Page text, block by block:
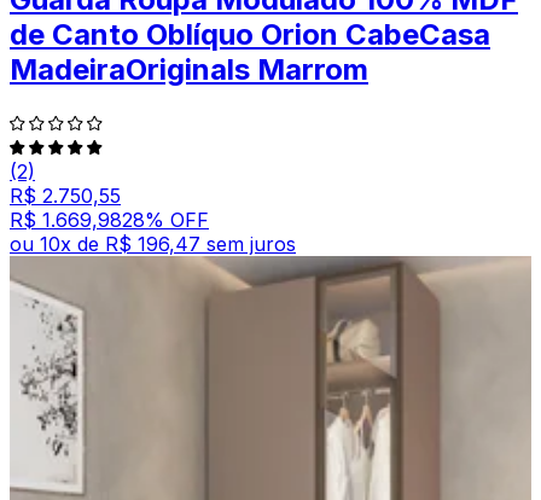
de Canto Oblíquo Orion CabeCasa
MadeiraOriginals Marrom
(2)
R$ 2.750,55
R$ 1.669,9828% OFF
ou 10x de R$ 196,47 sem juros